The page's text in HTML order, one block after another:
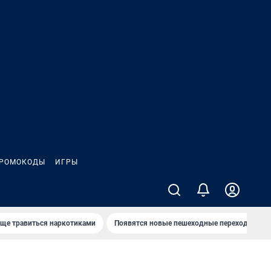
ИГРЫ
травиться наркотиками Появятся новые пешеходные переходы